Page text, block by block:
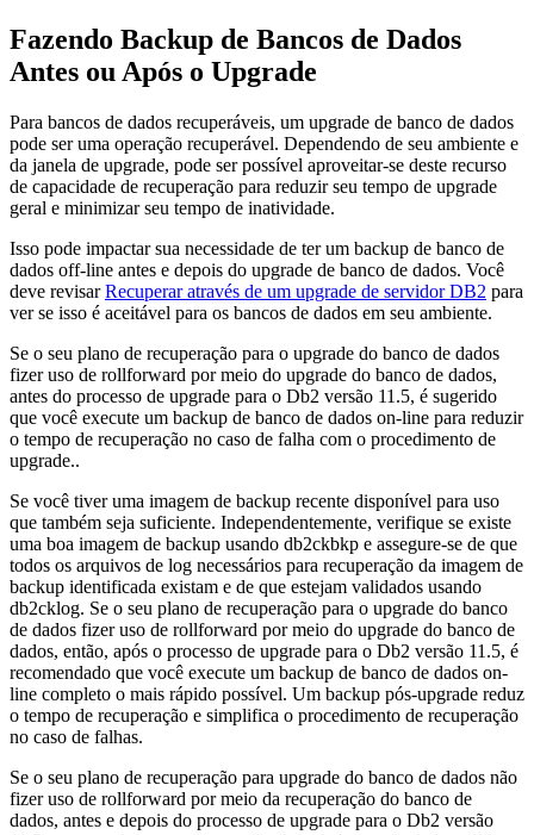
Fazendo Backup de Bancos de Dados
Antes ou Após o Upgrade
Para bancos de dados recuperáveis, um upgrade de banco de dados
pode ser uma operação recuperável. Dependendo de seu ambiente e
da janela de upgrade, pode ser possível aproveitar-se deste recurso
de capacidade de recuperação para reduzir seu tempo de upgrade
geral e minimizar seu tempo de inatividade.
Isso pode impactar sua necessidade de ter um backup de banco de
dados off-line antes e depois do upgrade de banco de dados. Você
deve revisarRecuperar através de um upgrade de servidor DB2 para
ver se isso é aceitável para os bancos de dados em seu ambiente.
Se o seu plano de recuperação para o upgrade do banco de dados
fizer uso de rollforward por meio do upgrade do banco de dados,
antes do processo de upgrade para o Db2 versão 11.5, é sugerido
que você execute um backup de banco de dados on-line para reduzir
o tempo de recuperação no caso de falha com o procedimento de
upgrade..
Se você tiver uma imagem de backup recente disponível para uso
que também seja suficiente. Independentemente, verifique se existe
uma boa imagem de backup usando db2ckbkp e assegure-se de que
todos os arquivos de log necessários para recuperação da imagem de
backup identificada existam e de que estejam validados usando
db2cklog. Se o seu plano de recuperação para o upgrade do banco
de dados fizer uso de rollforward por meio do upgrade do banco de
dados, então, após o processo de upgrade para o Db2 versão 11.5, é
recomendado que você execute um backup de banco de dados on-
line completo o mais rápido possível. Um backup pós-upgrade reduz
o tempo de recuperação e simplifica o procedimento de recuperação
no caso de falhas.
Se o seu plano de recuperação para upgrade do banco de dados não
fizer uso de rollforward por meio da recuperação do banco de
dados, antes e depois do processo de upgrade para o Db2 versão